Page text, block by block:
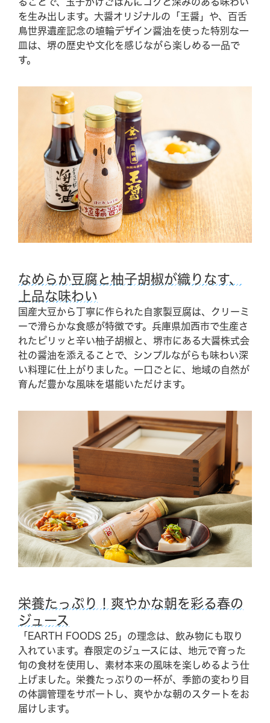
BBQ
Tel.06-6460-6090 受付時間10:00-19:00
Tel.06-6467-5800 受付時間11:00-21:00
公式サイト限定
特別特典でお得にご宿泊いただけます
を生み出します。大醤オリジナルの「王醤」や、百舌
鳥世界遺産記念の埴輪デザイン醤油を使った特別な一
皿は、堺の歴史や文化を感じながら楽しめる一品で
す。
なめらか豆腐と柚子胡椒が織りなす、
上品な味わい
国産大豆から丁寧に作られた自家製豆腐は、クリーミ
ーで滑らかな食感が特徴です。兵庫県加西市で生産さ
れたピリッと辛い柚子胡椒と、堺市にある大醤株式会
社の醤油を添えることで、シンプルながらも味わい深
い料理に仕上がりました。一口ごとに、地域の自然が
育んだ豊かな風味を堪能いただけます。
栄養たっぷり！爽やかな朝を彩る春の
ジュース
「EARTH FOODS 25」の理念は、飲み物にも取り
入れています。春限定のジュースには、地元で育った
旬の食材を使用し、素材本来の風味を楽しめるよう仕
上げました。栄養たっぷりの一杯が、季節の変わり目
の体調管理をサポートし、爽やかな朝のスタートをお
届けします。